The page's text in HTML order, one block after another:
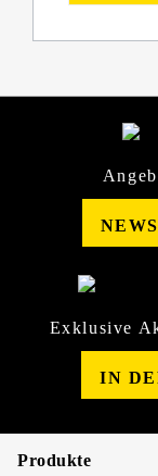
Exklusive
IN
Produkte